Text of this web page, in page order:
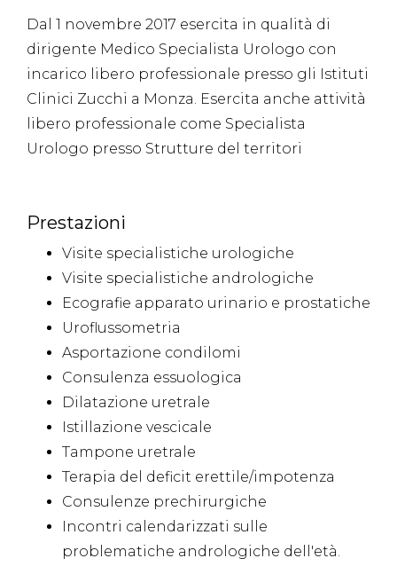
Dal 1 novembre 2017 esercita in qualità di
dirigente Medico Specialista Urologo con
incarico libero professionale presso gli Istituti
Clinici Zucchi a Monza. Esercita anche attività
libero professionale come Specialista
Urologo presso Strutture del territori
Prestazioni
Visite specialistiche urologiche
Visite specialistiche andrologiche
Ecografie apparato urinario e prostatiche
Uroflussometria
Asportazione condilomi
Consulenza essuologica
Dilatazione uretrale
Istillazione vescicale
Tampone uretrale
Terapia del deficit erettile/impotenza
Consulenze prechirurgiche
Incontri calendarizzati sulle
problematiche andrologiche dell'età.